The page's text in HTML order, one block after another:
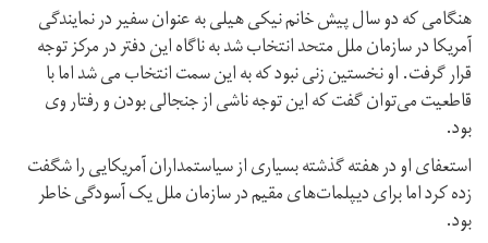
هنگامی که دو سال پیش خانم نیکی هیلی به عنوان سفیر در نمایندگی
آمریکا در سازمان ملل متحد انتخاب شد به ناگاه این دفتر در مرکز توجه
قرار گرفت. او نخستین زنی نبود که به این سمت انتخاب می شد اما با
قاطعیت می‌توان گفت که این توجه ناشی از جنجالی بودن و رفتار وی
بود.
استعفای او در هفته گذشته بسیاری از سیاستمداران آمریکایی را شگفت
زده کرد اما برای دیپلمات‌های مقیم در سازمان ملل یک آسودگی خاطر
بود.